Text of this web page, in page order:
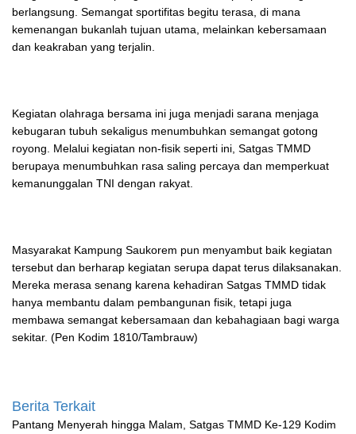
berlangsung. Semangat sportifitas begitu terasa, di mana
kemenangan bukanlah tujuan utama, melainkan kebersamaan
dan keakraban yang terjalin.
Kegiatan olahraga bersama ini juga menjadi sarana menjaga
kebugaran tubuh sekaligus menumbuhkan semangat gotong
royong. Melalui kegiatan non-fisik seperti ini, Satgas TMMD
berupaya menumbuhkan rasa saling percaya dan memperkuat
kemanunggalan TNI dengan rakyat.
Masyarakat Kampung Saukorem pun menyambut baik kegiatan
tersebut dan berharap kegiatan serupa dapat terus dilaksanakan.
Mereka merasa senang karena kehadiran Satgas TMMD tidak
hanya membantu dalam pembangunan fisik, tetapi juga
membawa semangat kebersamaan dan kebahagiaan bagi warga
sekitar. (Pen Kodim 1810/Tambrauw)
Berita Terkait
Pantang Menyerah hingga Malam, Satgas TMMD Ke-129 Kodim